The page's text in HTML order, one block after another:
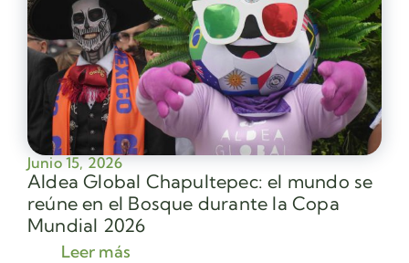
Junio 15, 2026
Aldea Global Chapultepec: el mundo se
reúne en el Bosque durante la Copa
Mundial 2026
Leer más